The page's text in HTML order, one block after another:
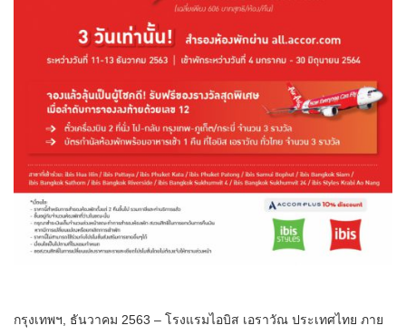
กรุงเทพฯ, ธันวาคม 2563 – โรงแรมไอบิส เอราวัณ ประเทศไทย ภาย